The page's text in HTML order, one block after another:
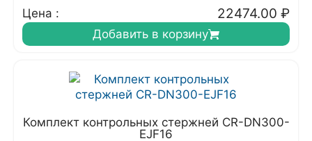
Цена :
22474.00 ₽
Добавить в корзину
Комплект контрольных стержней CR-DN300-
EJF16